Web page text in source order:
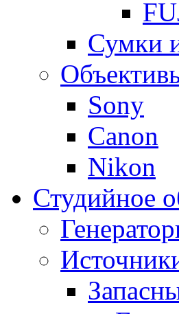
Сумки
Sony
Canon
Nikon
Студийное